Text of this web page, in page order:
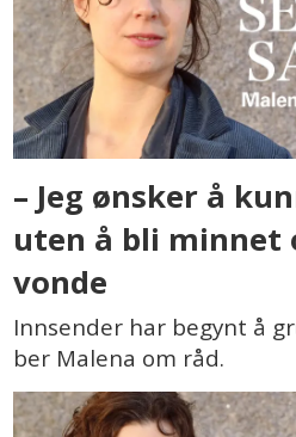
– Jeg ønsker å
uten å bli minnet
vonde
Innsender har begynt å
ber Malena om råd.